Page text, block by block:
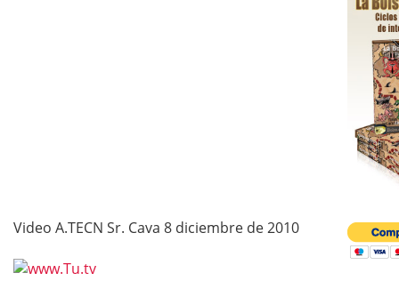
Video A.TECN Sr. Cava 8 diciembre de 2010